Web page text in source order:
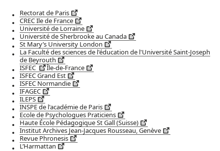
Rectorat de Paris
CREC Ile de France
Université de Lorraine
Université de Sherbrooke au Canada
St Mary’s University London
La Faculté des sciences de l'éducation de l'Université Saint-Joseph
de Beyrouth
ISFEC
Île-de-France
ISFEC Grand Est
ISFEC Normandie
IFAGEC
ILEPS
INSPE de l'académie de Paris
Ecole de Psychologues Praticiens
Haute École Pédagogique St Gall (Suisse)
Institut Archives Jean-Jacques Rousseau, Genève
Revue Phronesis
L’Harmattan